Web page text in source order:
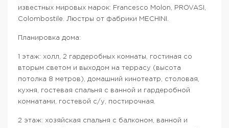
известных мировых марок: Francesco Molon, PROVASI,
Colombostile. Люстры от фабрики MECHINI.
Планировка дома:
1 этаж: холл, 2 гардеробных комнаты, гостиная со
вторым светом и выходом на террасу (высота
потолка 8 метров), домашний кинотеатр, столовая,
кухня, гостевая спальня с ванной и гардеробной
комнатами, гостевой с/у, постирочная.
2 этаж: хозяйская спальня с балконом, ванной и